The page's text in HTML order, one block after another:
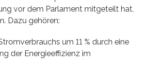
vor dem Parlament mitgeteilt hat,
Dazu gehören:
um 11 % durch eine
der Energieeffizienz im